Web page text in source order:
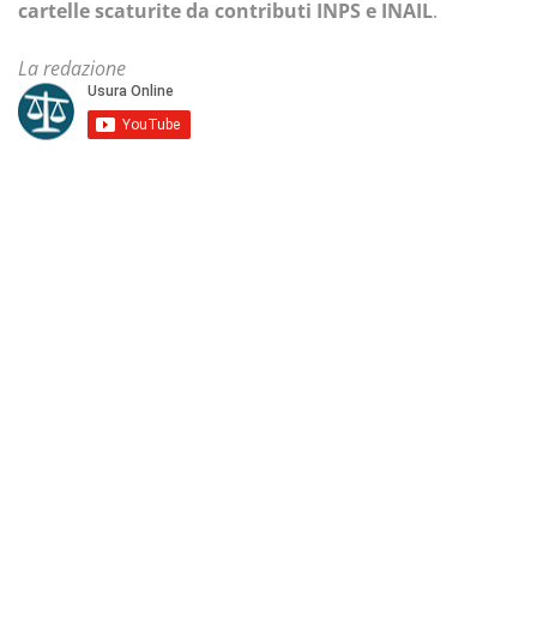
cartelle scaturite da contributi INPS e INAIL.
La redazione